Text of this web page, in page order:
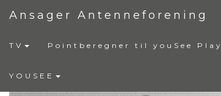
Ansager Antenneforening
TV Pointberegner til youSee Play
YOUSEE